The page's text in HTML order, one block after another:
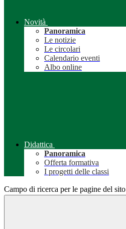
Novità
Panoramica
Le notizie
Le circolari
Calendario eventi
Albo online
Didattica
Panoramica
Offerta formativa
I progetti delle classi
Campo di ricerca per le pagine del sito